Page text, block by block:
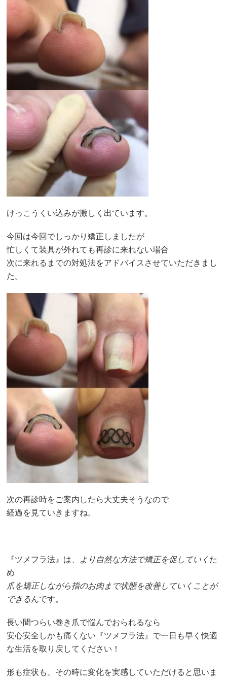
けっこうくい込みが激しく出ています。
今回は今回でしっかり矯正しましたが
忙しくて装具が外れても再診に来れない場合
次に来れるまでの対処法をアドバイスさせていただきまし
た。
次の再診時をご案内したら大丈夫そうなので
経過を見ていきますね。
『ツメフラ法』は、 より自然な方法で矯正を促していく た
め
爪を矯正しながら指のお肉まで状態を改善していくことが
できるんです。
長い間つらい巻き爪で悩んでおられるなら
安心安全しかも痛くない『ツメフラ法』で一日も早く快適
な生活を取り戻してください！
形も症状も、その時に変化を実感していただけると思いま